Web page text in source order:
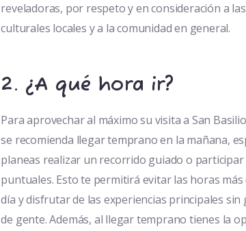
reveladoras, por respeto y en consideración a
culturales locales y a la comunidad en general.
2. ¿A qué hora ir?
Para aprovechar al máximo su visita a San
se recomienda llegar temprano en la mañana,
planeas realizar un recorrido guiado o participar
puntuales. Esto te permitirá evitar las horas más
día y disfrutar de las experiencias principales sin
de gente. Además, al llegar temprano tienes la